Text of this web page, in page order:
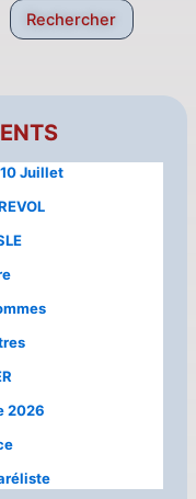
Rechercher
Juillet
2026